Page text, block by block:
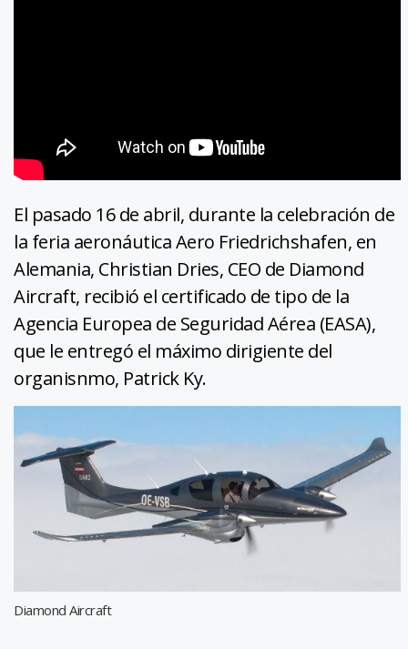
El pasado 16 de abril, durante la celebración de
la feria aeronáutica Aero Friedrichshafen, en
Alemania, Christian Dries, CEO de Diamond
Aircraft, recibió el certificado de tipo de la
Agencia Europea de Seguridad Aérea (EASA),
que le entregó el máximo dirigiente del
organisnmo, Patrick Ky.
Diamond Aircraft